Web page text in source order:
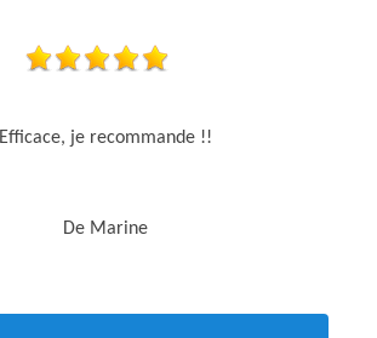
Efficace, je recommande !!
De Marine